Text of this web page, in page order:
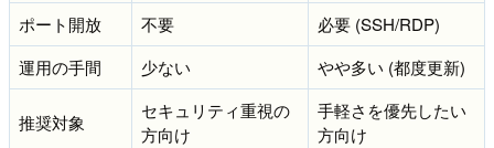
ポート開放 不要
必要 (SSH/RDP)
運用の手間
少ない やや多い (都度更新)
推奨対象
セキュリティ重視の
方向け
手軽さを優先したい
方向け